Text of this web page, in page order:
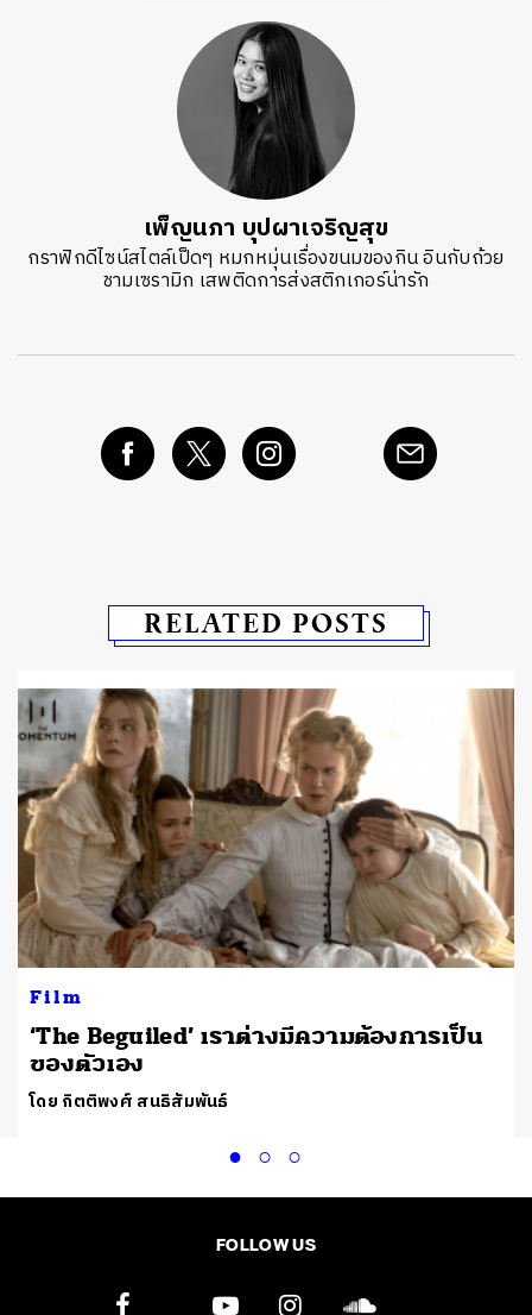
เพ็ญนภา บุปผาเจริญสุข
กราฟิกดีไซน์สไตล์เป็ดๆ หมกหมุ่นเรื่องขนมของกิน อินกับถ้วย
ชามเซรามิก เสพติดการส่งสติกเกอร์น่ารัก
RELATED POSTS
Film
‘The Beguiled’ เราต่างมีความต้องการเป็น
ของตัวเอง
โดย กิตติพงศ์ สนธิสัมพันธ์
FOLLOW US